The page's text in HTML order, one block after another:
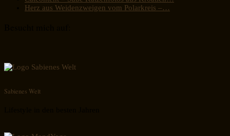
Herz aus Weidenzweigen vom Polarkreis –…
Sabienes Welt